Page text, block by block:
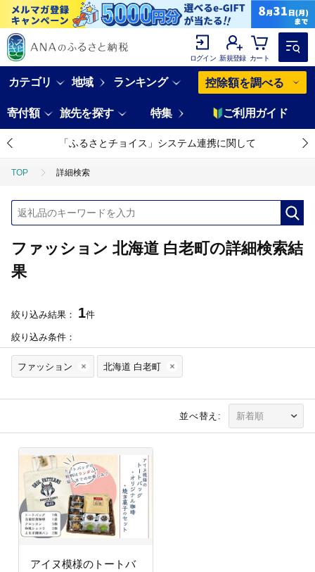
ログイン 新規登録 カート
カテゴリ 地域 ランキング 控除額を調べる
寄付額 旅先を探す 特集 ご利用ガイド
「ふるさとチョイス」システム連携に関して
TOP 詳細検索
ファッション 北海道 白老町の詳細検索結
果
絞り込み結果： 1件
絞り込み条件：
ファッション 北海道 白老町
並べ替え:
アイヌ模様のトートバ